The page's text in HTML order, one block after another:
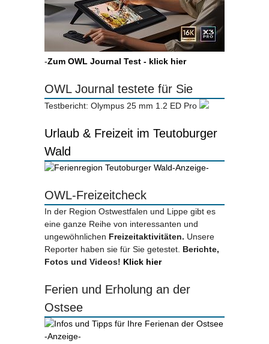
-Zum OWL Journal Test - klick hier
OWL Journal testete für Sie
Testbericht: Olympus 25 mm 1.2 ED Pro
Urlaub & Freizeit im Teutoburger
Wald
-Anzeige-
OWL-Freizeitcheck
In der Region Ostwestfalen und Lippe gibt es
eine ganze Reihe von interessanten und
ungewöhnlichen Freizeitaktivitäten. Unsere
Reporter haben sie für Sie getestet. Berichte,
Fotos und Videos! Klick hier
Ferien und Erholung an der
Ostsee
-Anzeige-